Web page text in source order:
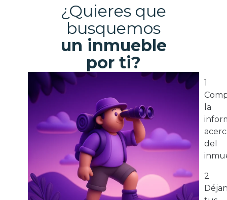
¿Quieres que
busquemos
un inmueble
por ti?
1
la
del
2